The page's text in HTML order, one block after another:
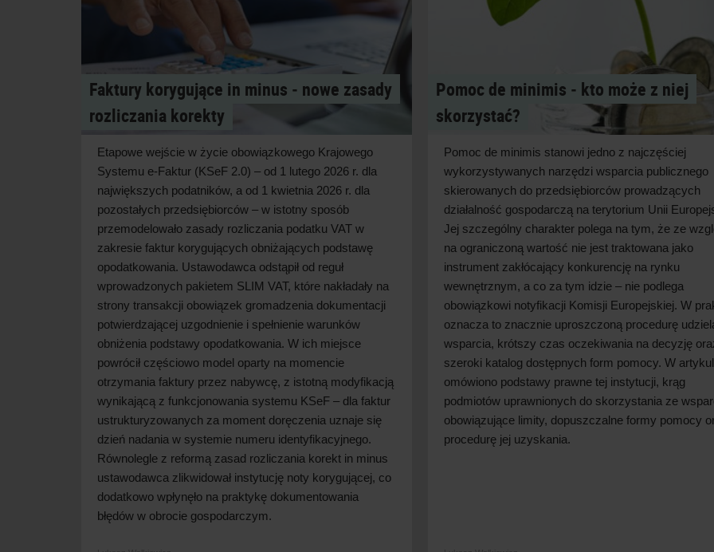
Faktury korygujące in minus ‑ nowe zasady
rozliczania korekty
Etapowe wejście w życie obowiązkowego Krajowego
Systemu e-Faktur (KSeF 2.0) – od 1 lutego 2026 r. dla
największych podatników, a od 1 kwietnia 2026 r. dla
pozostałych przedsiębiorców – w istotny sposób
przemodelowało zasady rozliczania podatku VAT w
zakresie faktur korygujących obniżających podstawę
opodatkowania. Ustawodawca odstąpił od reguł
wprowadzonych pakietem SLIM VAT, które nakładały na
strony transakcji obowiązek gromadzenia dokumentacji
potwierdzającej uzgodnienie i spełnienie warunków
obniżenia podstawy opodatkowania. W ich miejsce
powrócił częściowo model oparty na momencie
otrzymania faktury przez nabywcę, z istotną modyfikacją
wynikającą z funkcjonowania systemu KSeF – dla faktur
ustrukturyzowanych za moment doręczenia uznaje się
dzień nadania w systemie numeru identyfikacyjnego.
Równolegle z reformą zasad rozliczania korekt in minus
ustawodawca zlikwidował instytucję noty korygującej, co
dodatkowo wpłynęło na praktykę dokumentowania
błędów w obrocie gospodarczym.
Pomoc de minimis ‑ kto może z niej
skorzystać?
Pomoc de minimis stanowi jedno z najczęściej
wykorzystywanych narzędzi wsparcia publicznego
skierowanych do przedsiębiorców prowadzących
działalność gospodarczą na terytorium Unii
Jej szczególny charakter polega na tym, że ze
na ograniczoną wartość nie jest traktowana jako
instrument zakłócający konkurencję na rynku
wewnętrznym, a co za tym idzie – nie podlega
obowiązkowi notyfikacji Komisji Europejskiej. W
oznacza to znacznie uproszczoną procedurę
wsparcia, krótszy czas oczekiwania na decyzję
szeroki katalog dostępnych form pomocy. W
omówiono podstawy prawne tej instytucji, krąg
podmiotów uprawnionych do skorzystania ze
obowiązujące limity, dopuszczalne formy pomocy
procedurę jej uzyskania.